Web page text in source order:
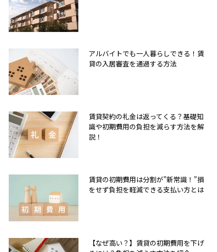
アルバイトでも一人暮らしできる！賃
貸の入居審査を通過する方法
賃貸契約の礼金は返ってくる？基礎知
識や初期費用の負担を減らす方法を解
説！
賃貸の初期費用は分割が”新常識！”損
をせず負担を軽減できる支払い方とは
【なぜ高い？】賃貸の初期費用を下げ